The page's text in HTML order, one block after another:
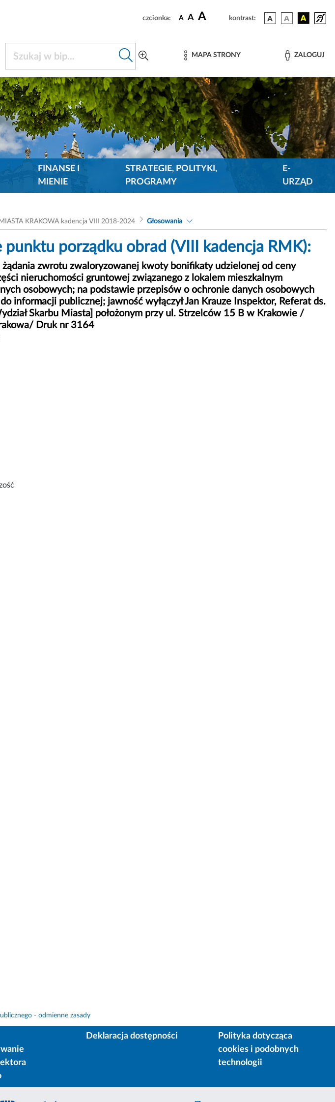
czcionka: A A A kontrast:
MAPA STRONY ZALOGUJ
FINANSE I
MIENIE
STRATEGIE, POLITYKI,
PROGRAMY
E-
URZĄD
KRAKOWA kadencja VIII 2018-2024 Głosowania
punktu porządku obrad (VIII kadencja RMK):
zwrotu zwaloryzowanej kwoty bonifikaty udzielonej od ceny
nieruchomości gruntowej związanego z lokalem mieszkalnym
osobowych; na podstawie przepisów o ochronie danych osobowych
informacji publicznej; jawność wyłączył Jan Krauze Inspektor, Referat ds.
Skarbu Miasta] położonym przy ul. Strzelców 15 B w Krakowie /
Druk nr 3164
- odmienne zasady
Deklaracja dostępności
Polityka dotycząca
cookies i podobnych
technologii